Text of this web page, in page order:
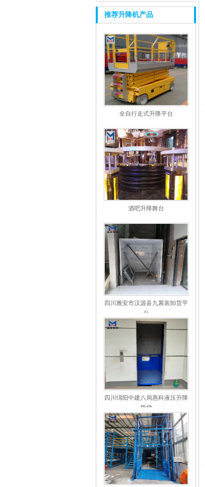
推荐升降机产品
全自行走式升降平台
酒吧升降舞台
四川雅安市汉源县九襄装卸货平
台
四川绵阳中建八局惠科液压升降
货梯